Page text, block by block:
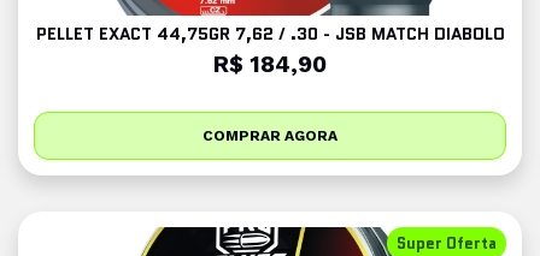
PELLET EXACT 44,75GR 7,62 / .30 - JSB MATCH DIABOLO
R$ 184,90
COMPRAR AGORA
Super Oferta